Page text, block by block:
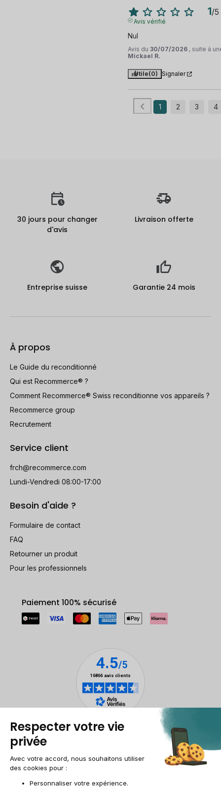
1/5
Avis vérifié
Nul
Avis du 30/07/2026 , suite à
Mickael R.
Utile(0) Signaler
1 2 3 4
30 jours pour changer
d'avis
Livraison offerte
Entreprise suisse Garantie 24 mois
À propos
Le Guide du reconditionné
Qui est Recommerce® ?
Comment Recommerce® Swiss reconditionne vos appareils ?
Recommerce group
Recrutement
Service client
frch@recommerce.com
Lundi-Vendredi 08:00-17:00
Besoin d'aide ?
Formulaire de contact
FAQ
Retourner un produit
Pour les professionnels
Paiement 100% sécurisé
Mentions légalesGestion des cookies
Conditions générales de vente
AccessibilitéPlan du site